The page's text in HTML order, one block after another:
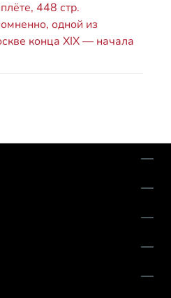
448 стр.
одной из
конца XIX — начала